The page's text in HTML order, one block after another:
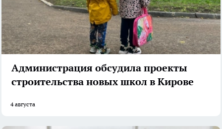
Администрация обсудила проекты
строительства новых школ в Кирове
4 августа